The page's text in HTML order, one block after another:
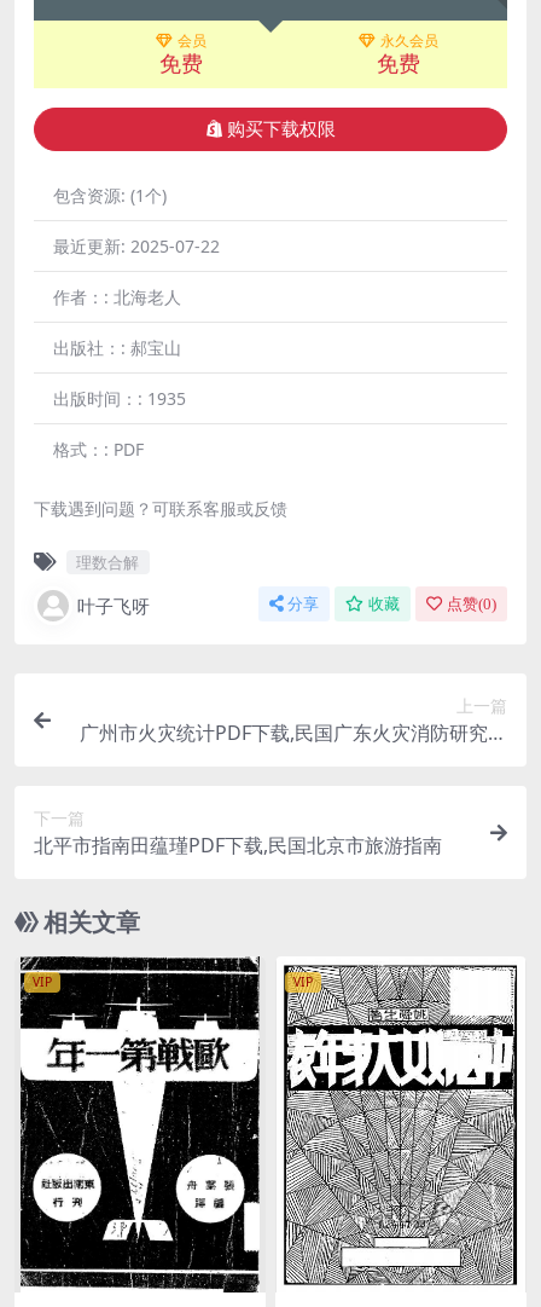
会员
免费
永久会员
免费
购买下载权限
包含资源: (1个)
最近更新: 2025-07-22
作者：: 北海老人
出版社：: 郝宝山
出版时间：: 1935
格式：: PDF
下载遇到问题？可联系客服或反馈
理数合解
叶子飞呀 分享 收藏 点赞(0)
上一篇
广州市火灾统计PDF下载,民国广东火灾消防研究史
下一篇
北平市指南田蕴瑾PDF下载,民国北京市旅游指南
相关文章
VIP VIP